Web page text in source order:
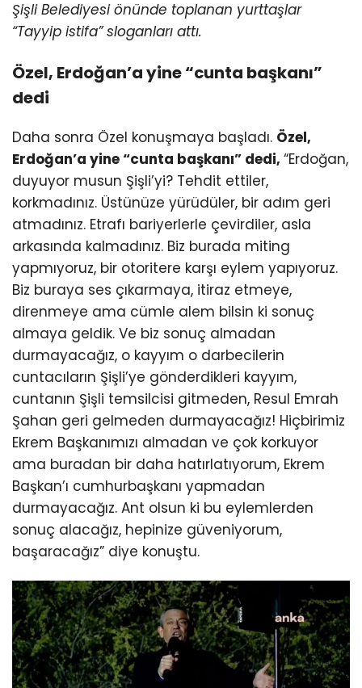
Şişli Belediyesi önünde toplanan yurttaşlar
“Tayyip istifa” sloganları attı.
Özel, Erdoğan’a yine “cunta başkanı”
dedi
Daha sonra Özel konuşmaya başladı. Özel,
Erdoğan’a yine “cunta başkanı” dedi, “Erdoğan,
duyuyor musun Şişli’yi? Tehdit ettiler,
korkmadınız. Üstünüze yürüdüler, bir adım geri
atmadınız. Etrafı bariyerlerle çevirdiler, asla
arkasında kalmadınız. Biz burada miting
yapmıyoruz, bir otoritere karşı eylem yapıyoruz.
Biz buraya ses çıkarmaya, itiraz etmeye,
direnmeye ama cümle alem bilsin ki sonuç
almaya geldik. Ve biz sonuç almadan
durmayacağız, o kayyım o darbecilerin
cuntacıların Şişli’ye gönderdikleri kayyım,
cuntanın Şişli temsilcisi gitmeden, Resul Emrah
Şahan geri gelmeden durmayacağız! Hiçbirimiz
Ekrem Başkanımızı almadan ve çok korkuyor
ama buradan bir daha hatırlatıyorum, Ekrem
Başkan’ı cumhurbaşkanı yapmadan
durmayacağız. Ant olsun ki bu eylemlerden
sonuç alacağız, hepinize güveniyorum,
başaracağız” diye konuştu.